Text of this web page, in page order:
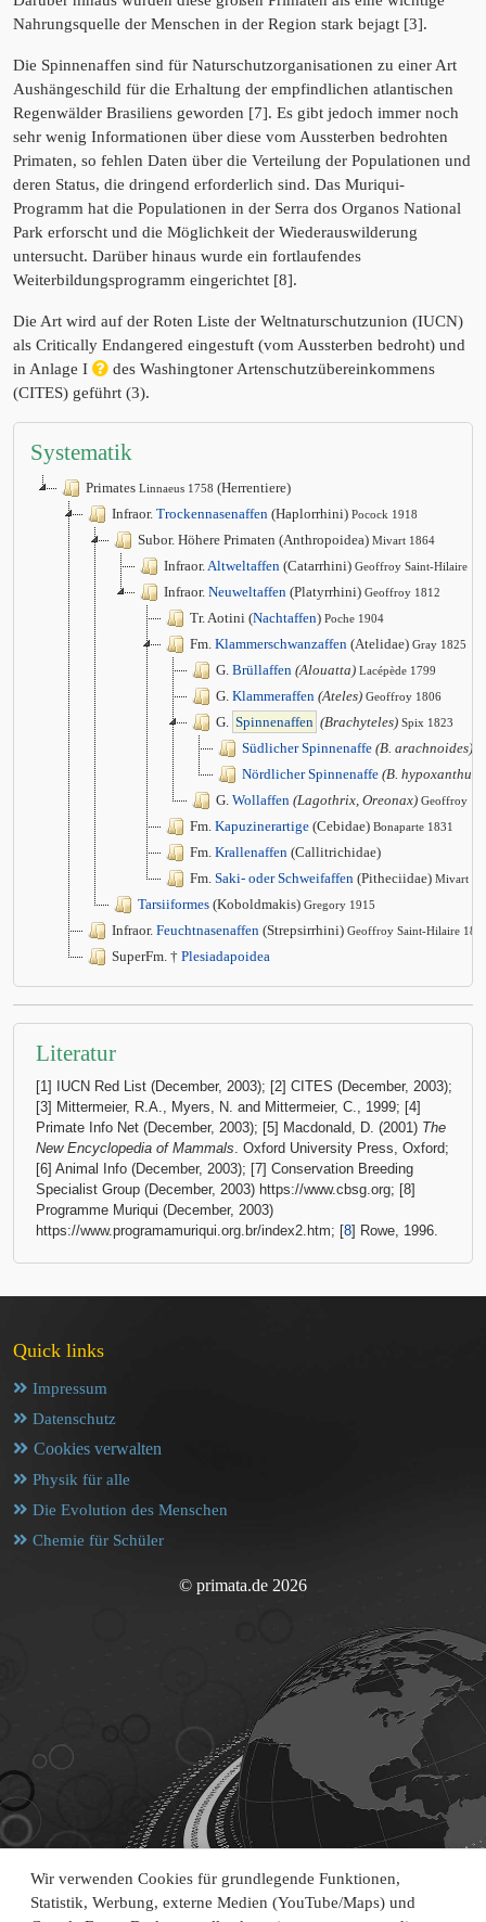
Wir verwenden Cookies für grundlegende Funktionen,
Statistik, Werbung, externe Medien (YouTube/Maps) und
Nahrungsquelle der Menschen in der Region stark bejagt [3].
Die Spinnenaffen sind für Naturschutzorganisationen zu einer Art
Aushängeschild für die Erhaltung der empfindlichen atlantischen
Regenwälder Brasiliens geworden [7]. Es gibt jedoch immer noch
sehr wenig Informationen über diese vom Aussterben bedrohten
Primaten, so fehlen Daten über die Verteilung der Populationen und
deren Status, die dringend erforderlich sind. Das Muriqui-
Programm hat die Populationen in der Serra dos Organos National
Park erforscht und die Möglichkeit der Wiederauswilderung
untersucht. Darüber hinaus wurde ein fortlaufendes
Weiterbildungsprogramm eingerichtet [8].
Die Art wird auf der Roten Liste der Weltnaturschutzunion (IUCN)
als Critically Endangered eingestuft (vom Aussterben bedroht) und
in Anlage I
des Washingtoner Artenschutzübereinkommens
(CITES) geführt (3).
Systematik
Primates Linnaeus 1758 (Herrentiere)
Infraor. Trockennasenaffen (Haplorrhini) Pocock 1918
Subor. Höhere Primaten (Anthropoidea) Mivart 1864
Infraor. Altweltaffen (Catarrhini) Geoffroy Saint-Hilaire
Infraor. Neuweltaffen (Platyrrhini) Geoffroy 1812
Tr. Aotini (Nachtaffen) Poche 1904
Fm. Klammerschwanzaffen (Atelidae) Gray 1825
G. Brüllaffen (Alouatta) Lacépède 1799
G. Klammeraffen (Ateles) Geoffroy 1806
G. Spinnenaffen (Brachyteles) Spix 1823
Südlicher Spinnenaffe (B. arachnoides)
Nördlicher Spinnenaffe (B. hypoxanthus)
G. Wollaffen (Lagothrix, Oreonax) Geoffroy
Fm. Kapuzinerartige (Cebidae) Bonaparte 1831
Fm. Krallenaffen (Callitrichidae)
Fm. Saki- oder Schweifaffen (Pitheciidae) Mivart
Tarsiiformes (Koboldmakis) Gregory 1915
Infraor. Feuchtnasenaffen (Strepsirrhini) Geoffroy Saint-Hilaire
SuperFm. † Plesiadapoidea
Literatur
[1] IUCN Red List (December, 2003); [2] CITES (December, 2003);
[3] Mittermeier, R.A., Myers, N. and Mittermeier, C., 1999; [4]
Primate Info Net (December, 2003); [5] Macdonald, D. (2001) The
New Encyclopedia of Mammals . Oxford University Press, Oxford;
[6] Animal Info (December, 2003); [7] Conservation Breeding
Specialist Group (December, 2003) https://www.cbsg.org; [8]
Programme Muriqui (December, 2003)
https://www.programamuriqui.org.br/index2.htm; [8] Rowe, 1996.
Quick links
Impressum
Datenschutz
Cookies verwalten
Physik für alle
Die Evolution des Menschen
Chemie für Schüler
© primata.de 2026